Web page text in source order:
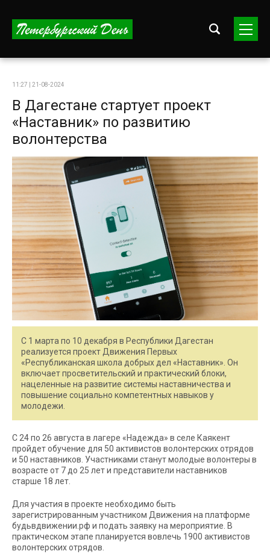
11:27 | 21-08-2024
В Дагестане стартует проект
«Наставник» по развитию
волонтерства
С 1 марта по 10 декабря в Республики Дагестан
реализуется проект Движения Первых
«Республиканская школа добрых дел «Наставник». Он
включает просветительский и практический блоки,
нацеленные на развитие системы наставничества и
повышение социально компетентных навыков у
молодежи.
С 24 по 26 августа в лагере «Надежда» в селе Каякент
пройдет обучение для 50 активистов волонтерских отрядов
и 50 наставников. Участниками станут молодые волонтеры в
возрасте от 7 до 25 лет и представители наставников
старше 18 лет.
Для участия в проекте необходимо быть
зарегистрированным участником Движения на платформе
будьвдвижении.рф и подать заявку на мероприятие. В
практическом этапе планируется вовлечь 1900 активистов
волонтерских отрядов.